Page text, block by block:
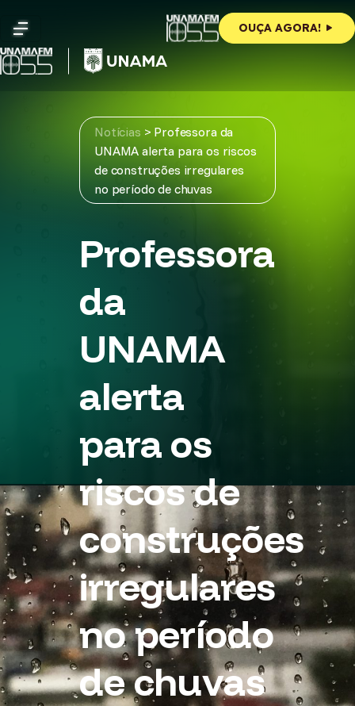
content
OUÇA AGORA!
Notícias > Professora da
UNAMA alerta para os riscos
de construções irregulares
no período de chuvas
Professora
da
UNAMA
alerta
para os
riscos de
construções
irregulares
no período
de chuvas